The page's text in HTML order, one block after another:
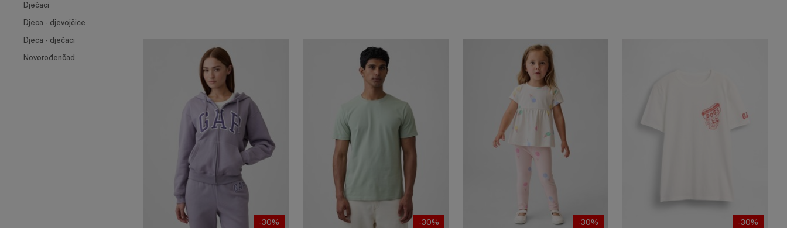
Dječaci
Djeca - djevojčice
Djeca - dječaci
Novorođenčad
-30% -30% -30% -30%